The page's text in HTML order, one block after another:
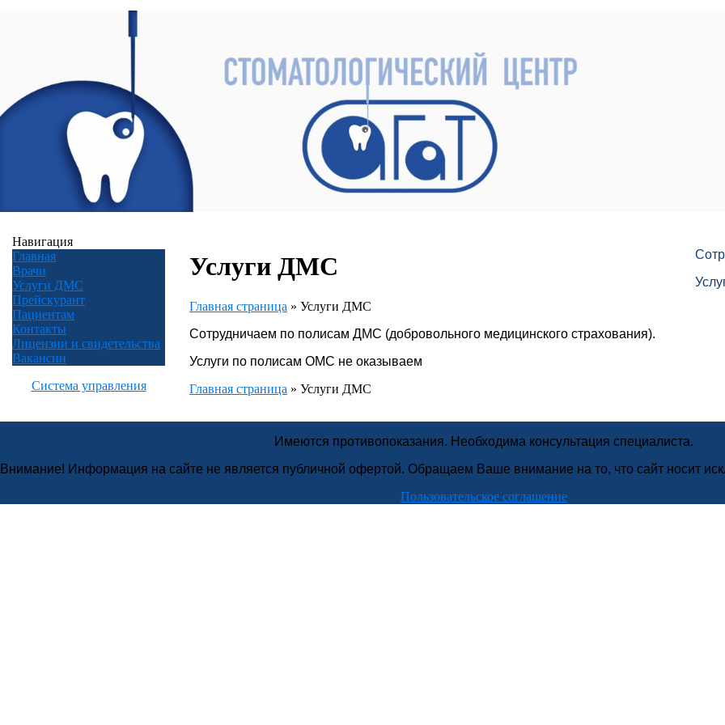
Навигация
Главная
Врачи
Услуги ДМС
Прейскурант
Пациентам
Контакты
Лицензии и свидетельства
Вакансии
Система управления
Услуги ДМС
Главная страница » Услуги ДМС
Сотрудничаем по полисам ДМС (добровольного медицинского страхования).
Услуги по полисам ОМС не оказываем
Главная страница » Услуги ДМС
Имеются противопоказания. Необходима консультация специалиста.
Внимание! Информация на сайте не является публичной офертой. Обращаем Ваше внимание на то, что сайт носит
Пользовательское соглашение